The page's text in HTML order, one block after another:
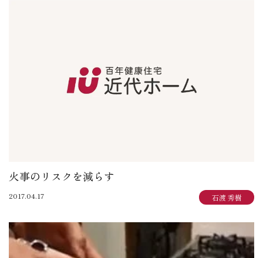
火事のリスクを減らす
2017.04.17 石渡 秀樹